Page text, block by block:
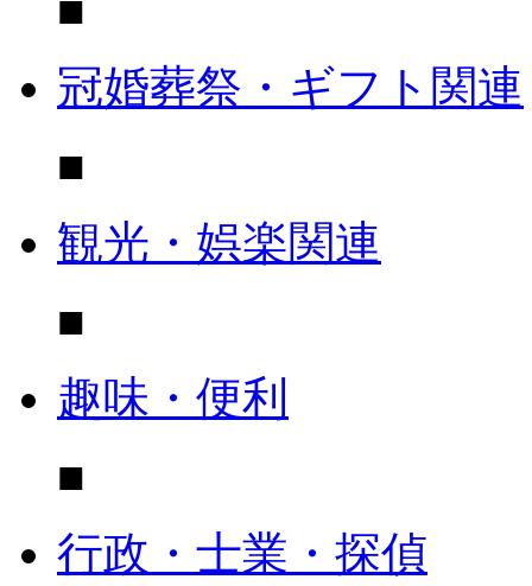
冠婚葬祭・ギフト関連
■
観光・娯楽関連
■
趣味・便利
■
行政・士業・探偵